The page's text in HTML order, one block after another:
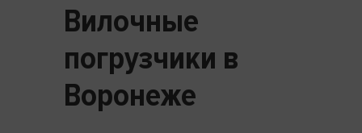
Вилочные
погрузчики в
Воронеже